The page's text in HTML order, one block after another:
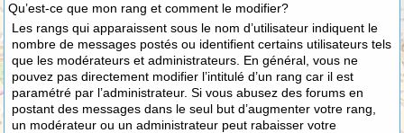
Qu’est-ce que mon rang et comment le modifier?
Les rangs qui apparaissent sous le nom d’utilisateur indiquent le
nombre de messages postés ou identifient certains utilisateurs tels
que les modérateurs et administrateurs. En général, vous ne
pouvez pas directement modifier l’intitulé d’un rang car il est
paramétré par l’administrateur. Si vous abusez des forums en
postant des messages dans le seul but d’augmenter votre rang,
un modérateur ou un administrateur peut rabaisser votre